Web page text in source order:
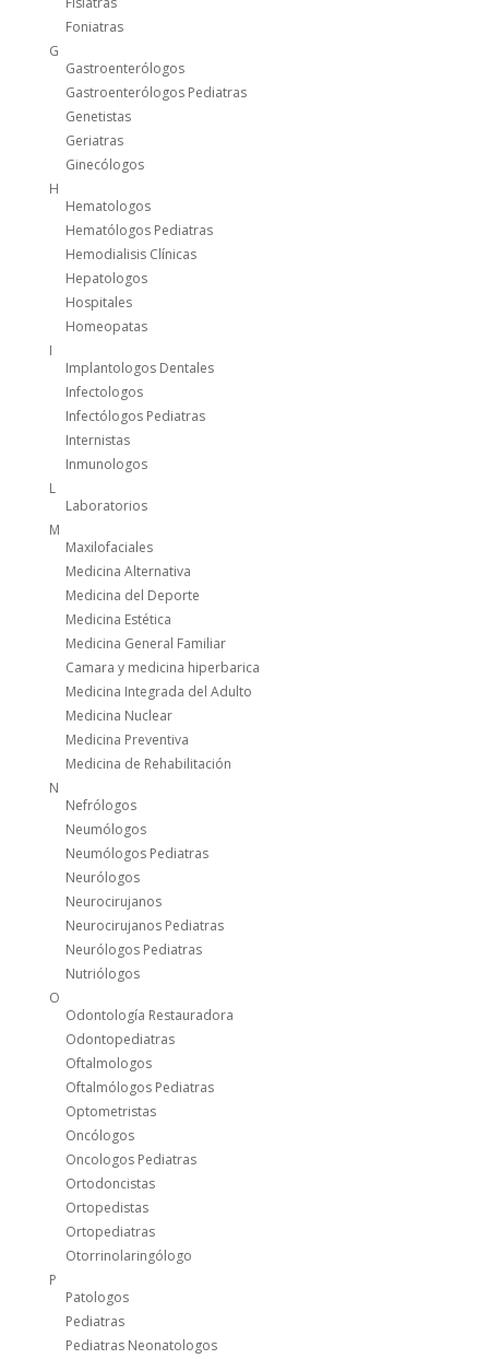
Foniatras
G
Gastroenterólogos
Gastroenterólogos Pediatras
Genetistas
Geriatras
Ginecólogos
H
Hematologos
Hematólogos Pediatras
Hemodialisis Clínicas
Hepatologos
Hospitales
Homeopatas
I
Implantologos Dentales
Infectologos
Infectólogos Pediatras
Internistas
Inmunologos
L
Laboratorios
M
Maxilofaciales
Medicina Alternativa
Medicina del Deporte
Medicina Estética
Medicina General Familiar
Camara y medicina hiperbarica
Medicina Integrada del Adulto
Medicina Nuclear
Medicina Preventiva
Medicina de Rehabilitación
N
Nefrólogos
Neumólogos
Neumólogos Pediatras
Neurólogos
Neurocirujanos
Neurocirujanos Pediatras
Neurólogos Pediatras
Nutriólogos
O
Odontología Restauradora
Odontopediatras
Oftalmologos
Oftalmólogos Pediatras
Optometristas
Oncólogos
Oncologos Pediatras
Ortodoncistas
Ortopedistas
Ortopediatras
Otorrinolaringólogo
P
Patologos
Pediatras
Pediatras Neonatologos